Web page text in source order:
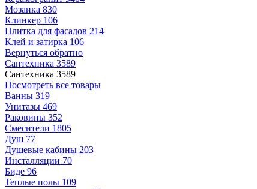
Мозаика 830
Клинкер 106
Плитка для фасадов 214
Клей и затирка 106
Вернуться обратно
Сантехника 3589
Сантехника 3589
Посмотреть все товары
Ванны 319
Унитазы 469
Раковины 352
Смесители 1805
Душ 77
Душевые кабины 203
Инсталляции 70
Биде 96
Теплые полы 109